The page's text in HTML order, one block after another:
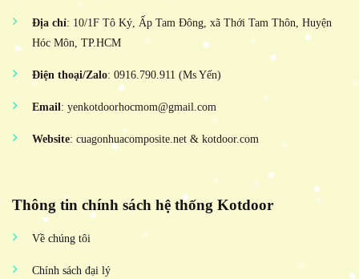
Địa chỉ: 10/1F Tô Ký, Ấp Tam Đông, xã Thới Tam Thôn, Huyện
Hóc Môn, TP.HCM
Điện thoại/Zalo: 0916.790.911 (Ms Yến)
Email: yenkotdoorhocmom@gmail.com
Website: cuagonhuacomposite.net & kotdoor.com
Thông tin chính sách hệ thống Kotdoor
Về chúng tôi
Chính sách đại lý